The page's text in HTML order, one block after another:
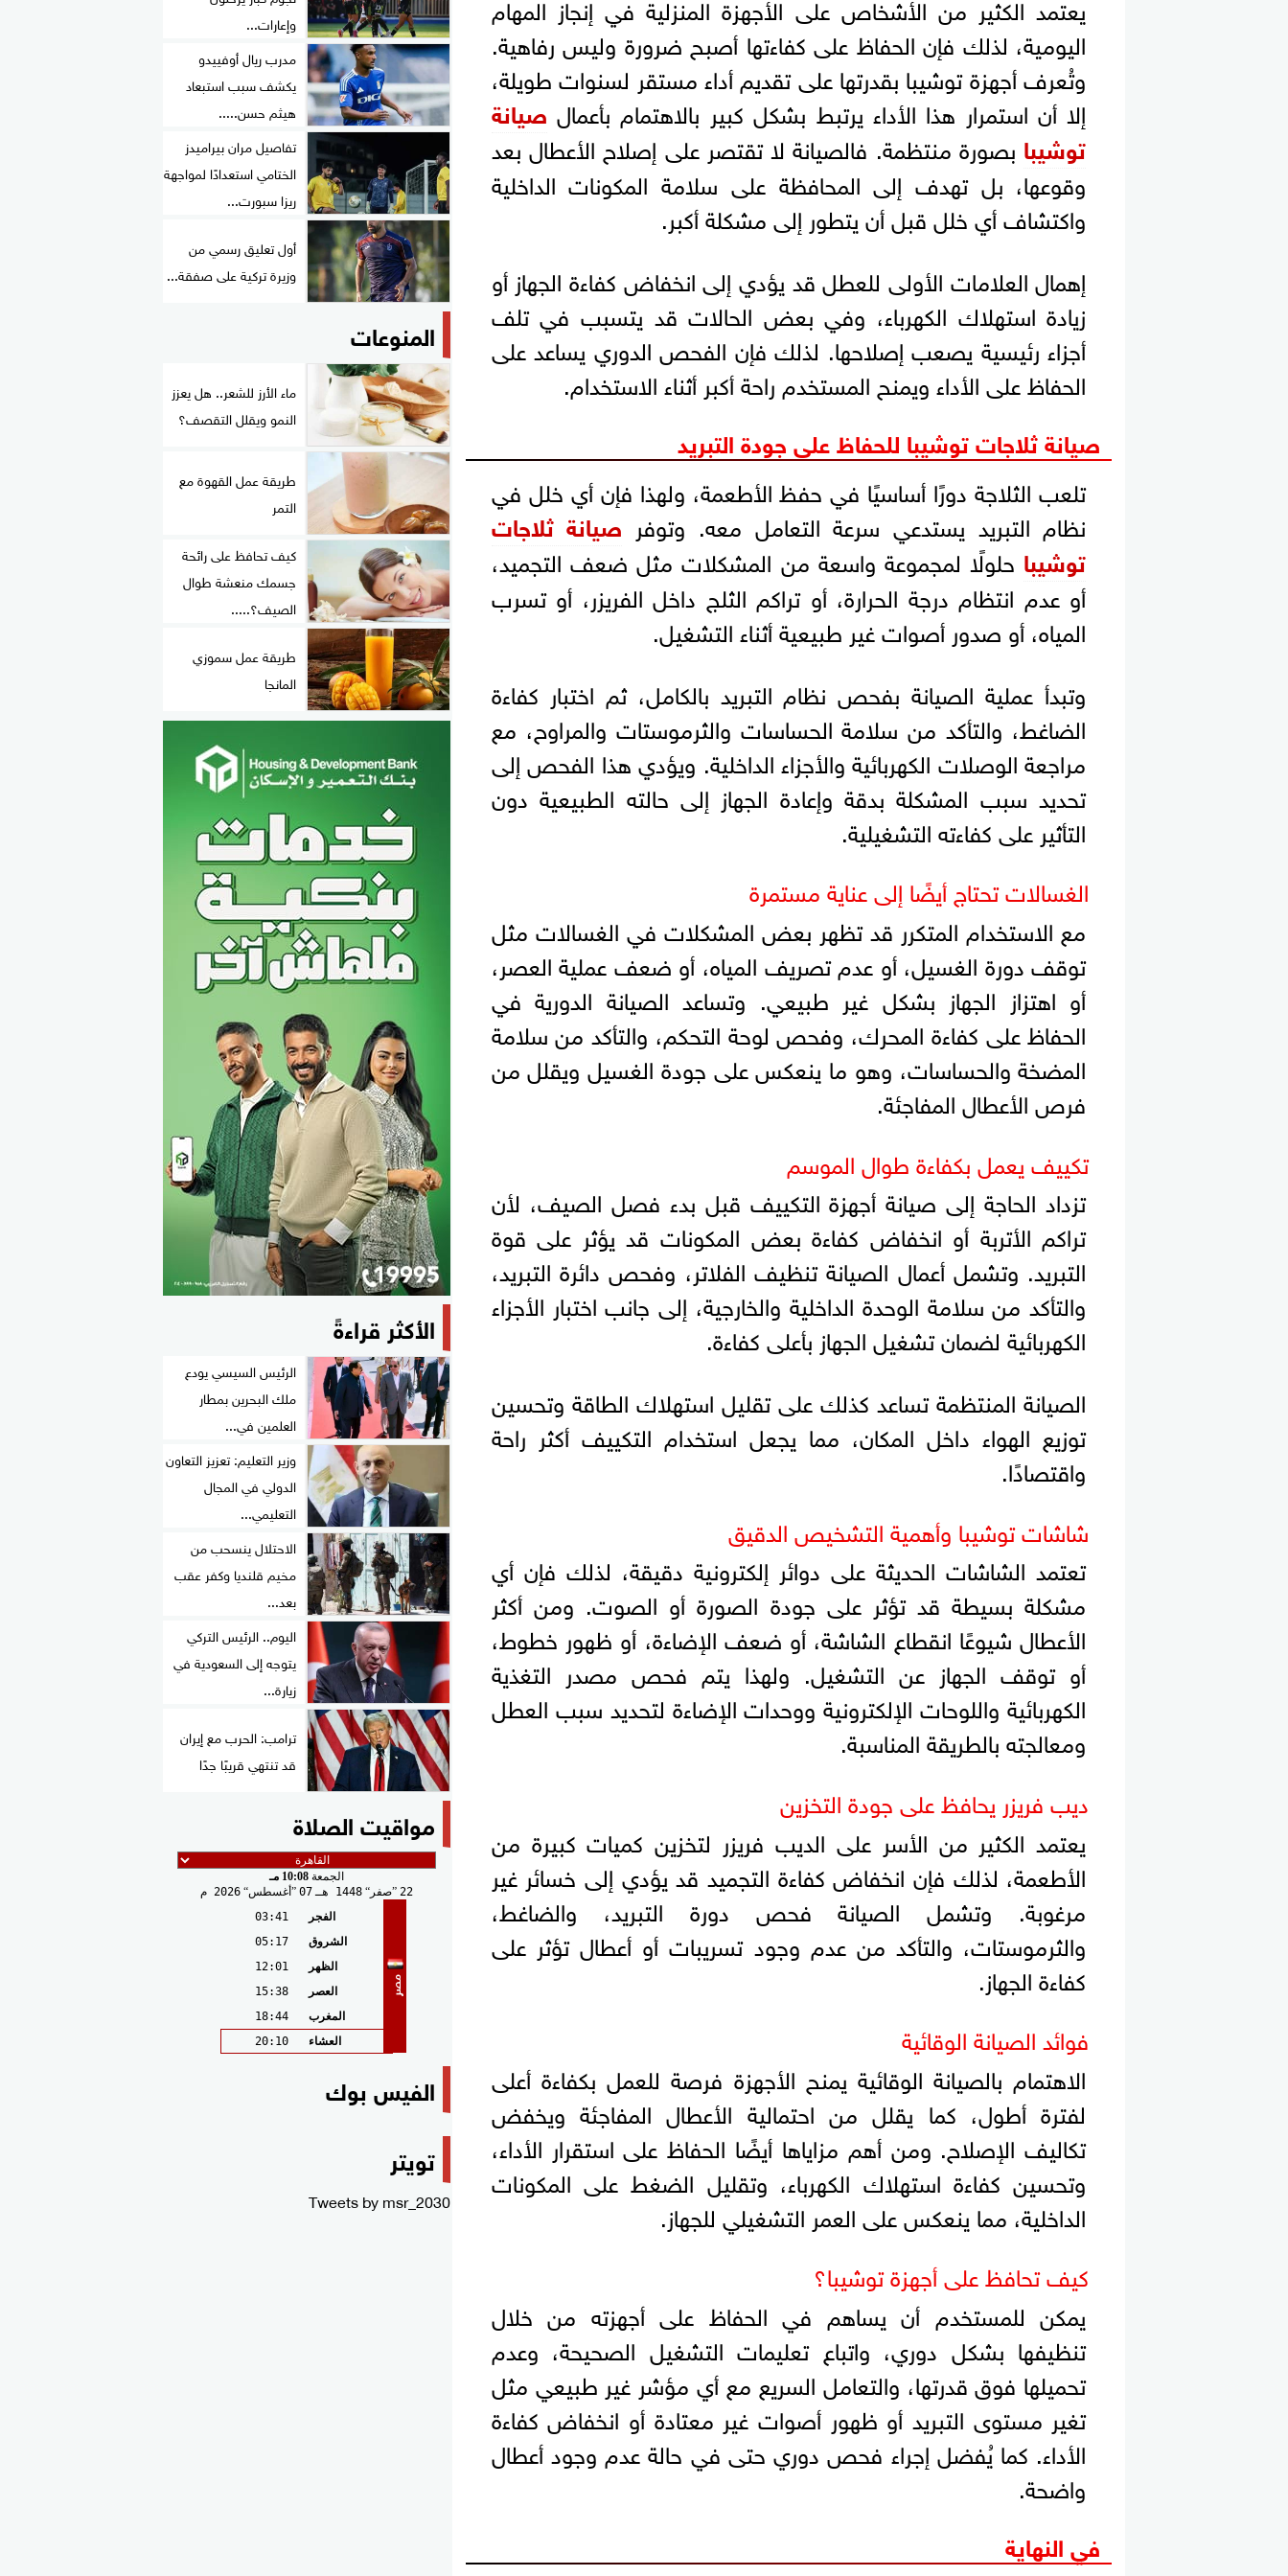
اليومية، لذلك فإن الحفاظ على كفاءتها أصبح ضرورة وليس رفاهية.
وتُعرف أجهزة توشيبا بقدرتها على تقديم أداء مستقر لسنوات طويلة،
إلا أن استمرار هذا الأداء يرتبط بشكل كبير بالاهتمام بأعمال صيانة
توشيبا بصورة منتظمة. فالصيانة لا تقتصر على إصلاح الأعطال بعد
وقوعها، بل تهدف إلى المحافظة على سلامة المكونات الداخلية
واكتشاف أي خلل قبل أن يتطور إلى مشكلة أكبر.
إهمال العلامات الأولى للعطل قد يؤدي إلى انخفاض كفاءة الجهاز أو
زيادة استهلاك الكهرباء، وفي بعض الحالات قد يتسبب في تلف
أجزاء رئيسية يصعب إصلاحها. لذلك فإن الفحص الدوري يساعد على
الحفاظ على الأداء ويمنح المستخدم راحة أكبر أثناء الاستخدام.
صيانة ثلاجات توشيبا للحفاظ على جودة التبريد
تلعب الثلاجة دورًا أساسيًا في حفظ الأطعمة، ولهذا فإن أي خلل في
نظام التبريد يستدعي سرعة التعامل معه. وتوفر صيانة ثلاجات
توشيبا حلولًا لمجموعة واسعة من المشكلات مثل ضعف التجميد،
أو عدم انتظام درجة الحرارة، أو تراكم الثلج داخل الفريزر، أو تسرب
المياه، أو صدور أصوات غير طبيعية أثناء التشغيل.
وتبدأ عملية الصيانة بفحص نظام التبريد بالكامل، ثم اختبار كفاءة
الضاغط، والتأكد من سلامة الحساسات والثرموستات والمراوح، مع
مراجعة الوصلات الكهربائية والأجزاء الداخلية. ويؤدي هذا الفحص إلى
تحديد سبب المشكلة بدقة وإعادة الجهاز إلى حالته الطبيعية دون
التأثير على كفاءته التشغيلية.
الغسالات تحتاج أيضًا إلى عناية مستمرة
مع الاستخدام المتكرر قد تظهر بعض المشكلات في الغسالات مثل
توقف دورة الغسيل، أو عدم تصريف المياه، أو ضعف عملية العصر،
أو اهتزاز الجهاز بشكل غير طبيعي. وتساعد الصيانة الدورية في
الحفاظ على كفاءة المحرك، وفحص لوحة التحكم، والتأكد من سلامة
المضخة والحساسات، وهو ما ينعكس على جودة الغسيل ويقلل من
فرص الأعطال المفاجئة.
تكييف يعمل بكفاءة طوال الموسم
تزداد الحاجة إلى صيانة أجهزة التكييف قبل بدء فصل الصيف، لأن
تراكم الأتربة أو انخفاض كفاءة بعض المكونات قد يؤثر على قوة
التبريد. وتشمل أعمال الصيانة تنظيف الفلاتر، وفحص دائرة التبريد،
والتأكد من سلامة الوحدة الداخلية والخارجية، إلى جانب اختبار الأجزاء
الكهربائية لضمان تشغيل الجهاز بأعلى كفاءة.
الصيانة المنتظمة تساعد كذلك على تقليل استهلاك الطاقة وتحسين
توزيع الهواء داخل المكان، مما يجعل استخدام التكييف أكثر راحة
واقتصادًا.
شاشات توشيبا وأهمية التشخيص الدقيق
تعتمد الشاشات الحديثة على دوائر إلكترونية دقيقة، لذلك فإن أي
مشكلة بسيطة قد تؤثر على جودة الصورة أو الصوت. ومن أكثر
الأعطال شيوعًا انقطاع الشاشة، أو ضعف الإضاءة، أو ظهور خطوط،
أو توقف الجهاز عن التشغيل. ولهذا يتم فحص مصدر التغذية
الكهربائية واللوحات الإلكترونية ووحدات الإضاءة لتحديد سبب العطل
ومعالجته بالطريقة المناسبة.
ديب فريزر يحافظ على جودة التخزين
يعتمد الكثير من الأسر على الديب فريزر لتخزين كميات كبيرة من
الأطعمة، لذلك فإن انخفاض كفاءة التجميد قد يؤدي إلى خسائر غير
مرغوبة. وتشمل الصيانة فحص دورة التبريد، والضاغط،
والثرموستات، والتأكد من عدم وجود تسريبات أو أعطال تؤثر على
كفاءة الجهاز.
فوائد الصيانة الوقائية
الاهتمام بالصيانة الوقائية يمنح الأجهزة فرصة للعمل بكفاءة أعلى
لفترة أطول، كما يقلل من احتمالية الأعطال المفاجئة ويخفض
تكاليف الإصلاح. ومن أهم مزاياها أيضًا الحفاظ على استقرار الأداء،
وتحسين كفاءة استهلاك الكهرباء، وتقليل الضغط على المكونات
الداخلية، مما ينعكس على العمر التشغيلي للجهاز.
كيف تحافظ على أجهزة توشيبا؟
يمكن للمستخدم أن يساهم في الحفاظ على أجهزته من خلال
تنظيفها بشكل دوري، واتباع تعليمات التشغيل الصحيحة، وعدم
تحميلها فوق قدرتها، والتعامل السريع مع أي مؤشر غير طبيعي مثل
تغير مستوى التبريد أو ظهور أصوات غير معتادة أو انخفاض كفاءة
الأداء. كما يُفضل إجراء فحص دوري حتى في حالة عدم وجود أعطال
واضحة.
في النهاية
وإعارات...
مدرب ريال أوفييدو
يكشف سبب استبعاد
هيثم حسن.....
تفاصيل مران بيراميدز
الختامي استعدادًا لمواجهة
ريزا سبورت...
أول تعليق رسمي من
وزيرة تركية على صفقة...
المنوعات
ماء الأرز للشعر.. هل يعزز
النمو ويقلل التقصف؟
طريقة عمل القهوة مع
التمر
كيف تحافظ على رائحة
جسمك منعشة طوال
الصيف؟.....
طريقة عمل سموزي
المانجا
الأكثر قراءةً
الرئيس السيسي يودع
ملك البحرين بمطار
العلمين في...
وزير التعليم: تعزيز التعاون
الدولي في المجال
التعليمي...
الاحتلال ينسحب من
مخيم قلنديا وكفر عقب
بعد...
اليوم.. الرئيس التركي
يتوجه إلى السعودية في
زيارة...
ترامب: الحرب مع إيران
قد تنتهي قريبًا جدًا
مواقيت الصلاة
الجمعة 10:08 مـ
22 صفر 1448 هـ 07 أغسطس 2026 م
مصر
الفجر
03:41
الشروق
05:17
الظهر
12:01
العصر
15:38
المغرب
18:44
العشاء
20:10
الفيس بوك
تويتر
Tweets by msr_2030